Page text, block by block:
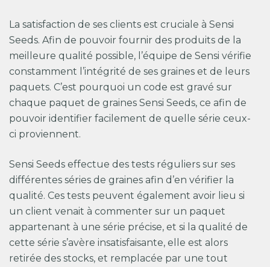
La satisfaction de ses clients est cruciale à Sensi
Seeds. Afin de pouvoir fournir des produits de la
meilleure qualité possible, l’équipe de Sensi vérifie
constamment l’intégrité de ses graines et de leurs
paquets. C’est pourquoi un code est gravé sur
chaque paquet de graines Sensi Seeds, ce afin de
pouvoir identifier facilement de quelle série ceux-
ci proviennent.
Sensi Seeds effectue des tests réguliers sur ses
différentes séries de graines afin d’en vérifier la
qualité. Ces tests peuvent également avoir lieu si
un client venait à commenter sur un paquet
appartenant à une série précise, et si la qualité de
cette série s’avère insatisfaisante, elle est alors
retirée des stocks, et remplacée par une tout